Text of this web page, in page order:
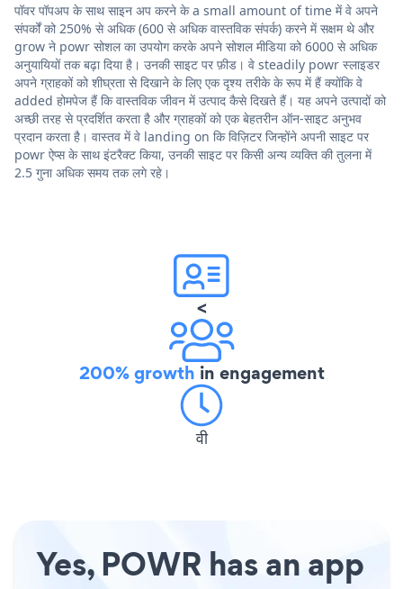
पॉवर पॉपअप के साथ साइन अप करने के a small amount of time में वे अपने
संपर्कों को 250% से अधिक (600 से अधिक वास्तविक संपर्क) करने में सक्षम थे और
grow ने powr सोशल का उपयोग करके अपने सोशल मीडिया को 6000 से अधिक
अनुयायियों तक बढ़ा दिया है। उनकी साइट पर फ़ीड। वे steadily powr स्लाइडर
अपने ग्राहकों को शीघ्रता से दिखाने के लिए एक दृश्य तरीके के रूप में हैं क्योंकि वे
added होमपेज हैं कि वास्तविक जीवन में उत्पाद कैसे दिखते हैं। यह अपने उत्पादों को
अच्छी तरह से प्रदर्शित करता है और ग्राहकों को एक बेहतरीन ऑन-साइट अनुभव
प्रदान करता है। वास्तव में वे landing on कि विज़िटर जिन्होंने अपनी साइट पर
powr ऐप्स के साथ इंटरैक्ट किया, उनकी साइट पर किसी अन्य व्यक्ति की तुलना में
2.5 गुना अधिक समय तक लगे रहे।
<
200% growth in engagement
वी
Yes, POWR has an app